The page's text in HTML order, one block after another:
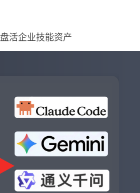
盘活企业技能资产